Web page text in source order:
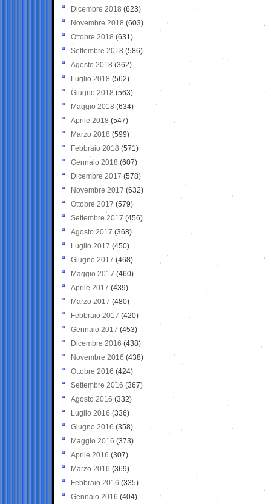
Dicembre 2018 (623)
Novembre 2018 (603)
Ottobre 2018 (631)
Settembre 2018 (586)
Agosto 2018 (362)
Luglio 2018 (562)
Giugno 2018 (563)
Maggio 2018 (634)
Aprile 2018 (547)
Marzo 2018 (599)
Febbraio 2018 (571)
Gennaio 2018 (607)
Dicembre 2017 (578)
Novembre 2017 (632)
Ottobre 2017 (579)
Settembre 2017 (456)
Agosto 2017 (368)
Luglio 2017 (450)
Giugno 2017 (468)
Maggio 2017 (460)
Aprile 2017 (439)
Marzo 2017 (480)
Febbraio 2017 (420)
Gennaio 2017 (453)
Dicembre 2016 (438)
Novembre 2016 (438)
Ottobre 2016 (424)
Settembre 2016 (367)
Agosto 2016 (332)
Luglio 2016 (336)
Giugno 2016 (358)
Maggio 2016 (373)
Aprile 2016 (307)
Marzo 2016 (369)
Febbraio 2016 (335)
Gennaio 2016 (404)